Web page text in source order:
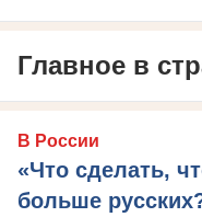
Главное в
В России
«Что сделать,
больше